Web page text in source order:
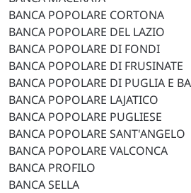
BANCA POPOLARE CORTONA
BANCA POPOLARE DEL LAZIO
BANCA POPOLARE DI FONDI
BANCA POPOLARE DI FRUSINATE
BANCA POPOLARE DI PUGLIA E
BANCA POPOLARE LAJATICO
BANCA POPOLARE PUGLIESE
BANCA POPOLARE SANT'ANGELO
BANCA POPOLARE VALCONCA
BANCA PROFILO
BANCA SELLA